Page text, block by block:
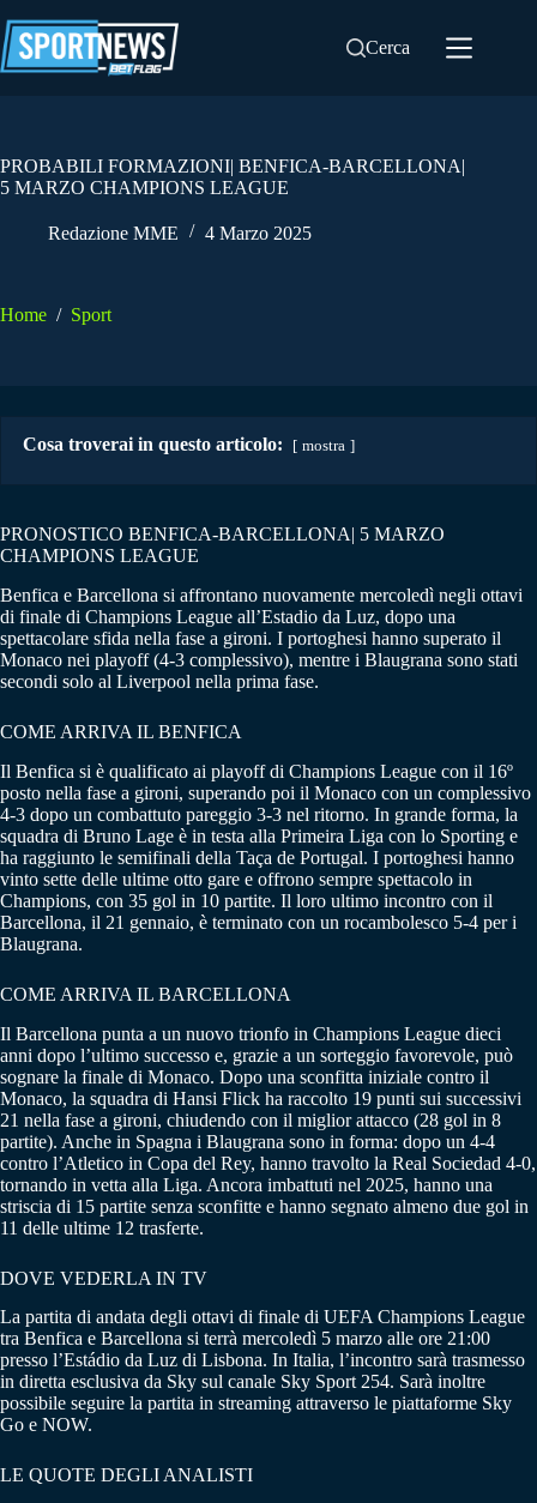
al
contenuto
Cerca
PROBABILI FORMAZIONI| BENFICA-BARCELLONA|
5 MARZO CHAMPIONS LEAGUE
Redazione MME 4 Marzo 2025
Home / Sport
Cosa troverai in questo articolo: mostra
PRONOSTICO BENFICA-BARCELLONA| 5 MARZO
CHAMPIONS LEAGUE
Benfica e Barcellona si affrontano nuovamente mercoledì negli ottavi
di finale di Champions League all’Estadio da Luz, dopo una
spettacolare sfida nella fase a gironi. I portoghesi hanno superato il
Monaco nei playoff (4-3 complessivo), mentre i Blaugrana sono stati
secondi solo al Liverpool nella prima fase.
COME ARRIVA IL BENFICA
Il Benfica si è qualificato ai playoff di Champions League con il 16º
posto nella fase a gironi, superando poi il Monaco con un complessivo
4-3 dopo un combattuto pareggio 3-3 nel ritorno. In grande forma, la
squadra di Bruno Lage è in testa alla Primeira Liga con lo Sporting e
ha raggiunto le semifinali della Taça de Portugal. I portoghesi hanno
vinto sette delle ultime otto gare e offrono sempre spettacolo in
Champions, con 35 gol in 10 partite. Il loro ultimo incontro con il
Barcellona, il 21 gennaio, è terminato con un rocambolesco 5-4 per i
Blaugrana.
COME ARRIVA IL BARCELLONA
Il Barcellona punta a un nuovo trionfo in Champions League dieci
anni dopo l’ultimo successo e, grazie a un sorteggio favorevole, può
sognare la finale di Monaco. Dopo una sconfitta iniziale contro il
Monaco, la squadra di Hansi Flick ha raccolto 19 punti sui successivi
21 nella fase a gironi, chiudendo con il miglior attacco (28 gol in 8
partite). Anche in Spagna i Blaugrana sono in forma: dopo un 4-4
contro l’Atletico in Copa del Rey, hanno travolto la Real Sociedad 4-0,
tornando in vetta alla Liga. Ancora imbattuti nel 2025, hanno una
striscia di 15 partite senza sconfitte e hanno segnato almeno due gol in
11 delle ultime 12 trasferte.
DOVE VEDERLA IN TV
La partita di andata degli ottavi di finale di UEFA Champions League
tra Benfica e Barcellona si terrà mercoledì 5 marzo alle ore 21:00
presso l’Estádio da Luz di Lisbona. In Italia, l’incontro sarà trasmesso
in diretta esclusiva da Sky sul canale Sky Sport 254. Sarà inoltre
possibile seguire la partita in streaming attraverso le piattaforme Sky
Go e NOW.
LE QUOTE DEGLI ANALISTI